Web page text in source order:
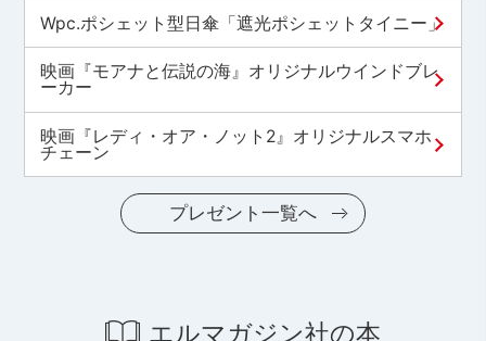
Wpc.ポシェット型日傘「遮光ポシェットタイニー」
映画『モアナと伝説の海』オリジナルウインドブレ
ーカー
映画『レディ・オア・ノット2』オリジナルスマホ
チェーン
プレゼント一覧へ
エルマガジン社の本